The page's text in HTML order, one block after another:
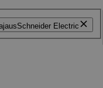
Schneider Electric